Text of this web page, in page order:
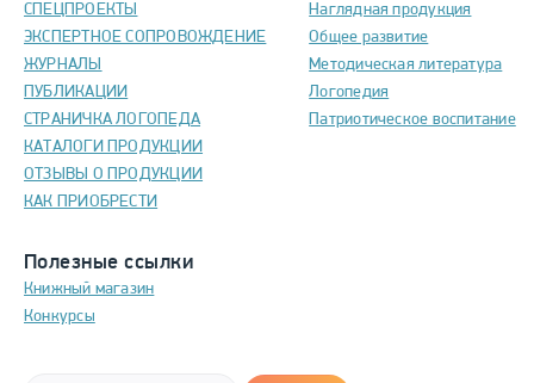
СПЕЦПРОЕКТЫ
ЭКСПЕРТНОЕ СОПРОВОЖДЕНИЕ
ЖУРНАЛЫ
ПУБЛИКАЦИИ
СТРАНИЧКА ЛОГОПЕДА
КАТАЛОГИ ПРОДУКЦИИ
ОТЗЫВЫ О ПРОДУКЦИИ
КАК ПРИОБРЕСТИ
Полезные ссылки
Книжный магазин
Конкурсы
Наглядная продукция
Общее развитие
Методическая литература
Логопедия
Патриотическое воспитание